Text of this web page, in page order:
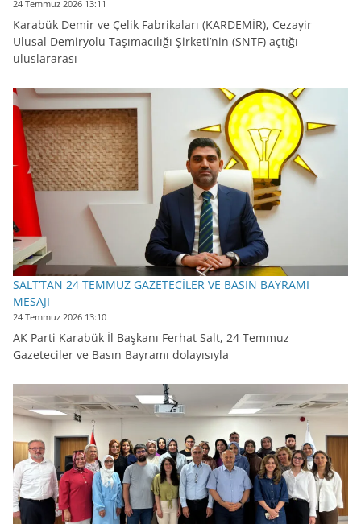
24 Temmuz 2026 13:11
Karabük Demir ve Çelik Fabrikaları (KARDEMİR), Cezayir
Ulusal Demiryolu Taşımacılığı Şirketi’nin (SNTF) açtığı
uluslararası
SALT’TAN 24 TEMMUZ GAZETECİLER VE BASIN BAYRAMI
MESAJI
24 Temmuz 2026 13:10
AK Parti Karabük İl Başkanı Ferhat Salt, 24 Temmuz
Gazeteciler ve Basın Bayramı dolayısıyla